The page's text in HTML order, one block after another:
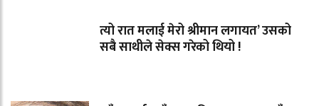
त्यो रात मलाई मेरो श्रीमान लगायत’ उसको
सबै साथीले सेक्स गरेको थियो !